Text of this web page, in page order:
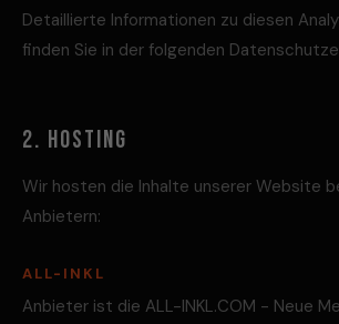
Detaillierte Informationen zu diesen
finden Sie in der folgenden
2. HOSTING
Wir hosten die Inhalte unserer Website
Anbietern:
ALL-INKL
Anbieter ist die ALL-INKL.COM - Neue